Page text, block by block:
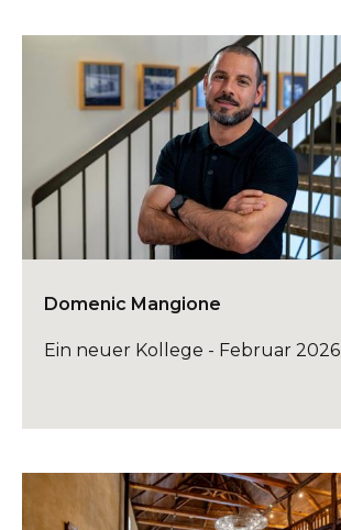
Domenic Mangione
Ein neuer Kollege - Februar 2026